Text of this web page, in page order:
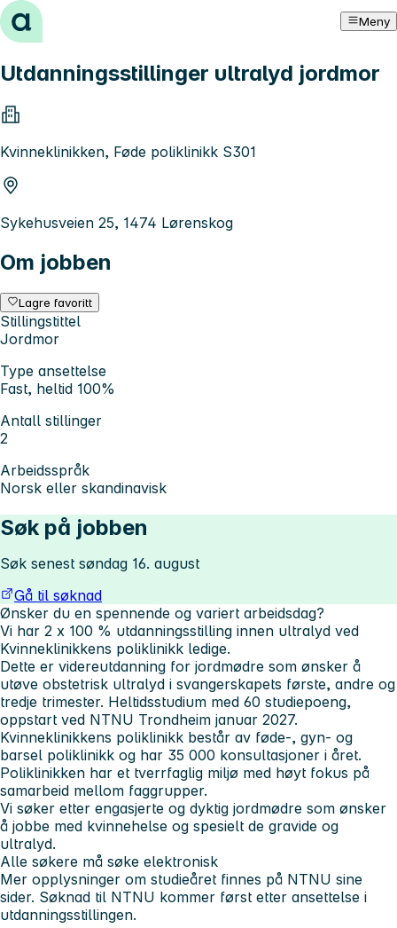
Hopp til innhold Meny
Utdanningsstillinger ultralyd jordmor
Kvinneklinikken, Føde poliklinikk S301
Sykehusveien 25, 1474 Lørenskog
Om jobben
Lagre favoritt
Stillingstittel
Jordmor
Type ansettelse
Fast, heltid 100%
Antall stillinger
2
Arbeidsspråk
Norsk eller skandinavisk
Søk på jobben
Søk senest søndag 16. august
Gå til søknad
Ønsker du en spennende og variert arbeidsdag?
Vi har 2 x 100 % utdanningsstilling innen ultralyd ved
Kvinneklinikkens poliklinikk ledige.
Dette er videreutdanning for jordmødre som ønsker å
utøve obstetrisk ultralyd i svangerskapets første, andre og
tredje trimester. Heltidsstudium med 60 studiepoeng,
oppstart ved NTNU Trondheim januar 2027.
Kvinneklinikkens poliklinikk består av føde-, gyn- og
barsel poliklinikk og har 35 000 konsultasjoner i året.
Poliklinikken har et tverrfaglig miljø med høyt fokus på
samarbeid mellom faggrupper.
Vi søker etter engasjerte og dyktig jordmødre som ønsker
å jobbe med kvinnehelse og spesielt de gravide og
ultralyd.
Alle søkere må søke elektronisk
Mer opplysninger om studieåret finnes på NTNU sine
sider. Søknad til NTNU kommer først etter ansettelse i
utdanningsstillingen.